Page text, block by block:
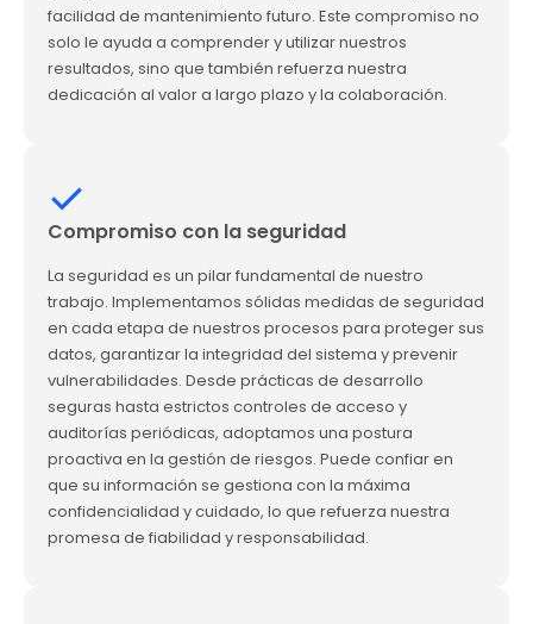
facilidad de mantenimiento futuro. Este compromiso no
solo le ayuda a comprender y utilizar nuestros
resultados, sino que también refuerza nuestra
dedicación al valor a largo plazo y la colaboración.
Compromiso con la seguridad
La seguridad es un pilar fundamental de nuestro
trabajo. Implementamos sólidas medidas de seguridad
en cada etapa de nuestros procesos para proteger sus
datos, garantizar la integridad del sistema y prevenir
vulnerabilidades. Desde prácticas de desarrollo
seguras hasta estrictos controles de acceso y
auditorías periódicas, adoptamos una postura
proactiva en la gestión de riesgos. Puede confiar en
que su información se gestiona con la máxima
confidencialidad y cuidado, lo que refuerza nuestra
promesa de fiabilidad y responsabilidad.